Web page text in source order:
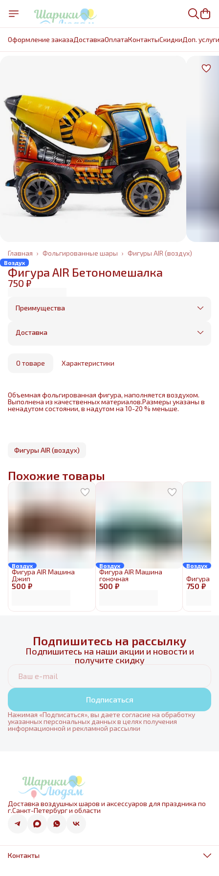
Оформление заказаДоставкаОплатаКонтактыCкидкиДоп. услуги
Фигуры AIR (воздух)
Фольгированные шары ›
Главная ›
Воздух
Фигура AIR Бетономешалка
750 ₽
Преимущества
Оплата частями в Сплит
Бесплатная доставка в пределах КАД
маркетплейса
Доставка
О товаре Характеристики
Объемная фольгированная фигура, наполняется воздухом.
Выполнена из качественных материалов.Размеры указаны в
ненадутом состоянии, в надутом на 10-20 % меньше.
Фигуры AIR (воздух)
Похожие товары
Воздух
500 ₽
Фигура AIR Машина
Джип
Воздух
500 ₽
Фигура AIR Машина
гоночная
Воздух
750 ₽
Фигура
Подпишитесь на рассылку
Подпишитесь на наши акции и новости и
получите скидку
Подписаться
Нажимая «Подписаться», вы даете согласие на обработку
указанных персональных данных в целях получения
информационной и рекламной рассылки
Доставка воздушных шаров и аксессуаров для праздника по
г.Санкт-Петербург и области
Контакты